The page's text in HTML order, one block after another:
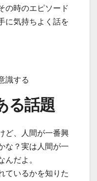
の時のエピソード
に気持ちよく話を
識する
る話題
ど、人間が一番興
な？実は人間が一
んだよ。
ているかを知りた